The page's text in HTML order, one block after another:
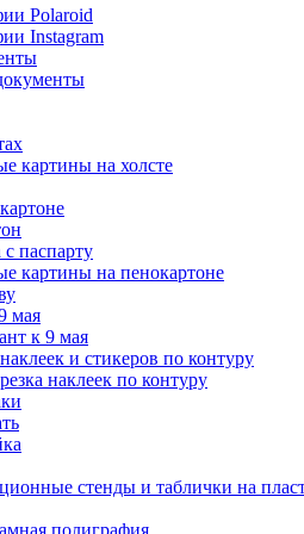
Polaroid
Instagram
картины на холсте
паспарту
картины на пенокартоне
мая
к 9 мая
и стикеров по контуру
наклеек по контуру
стенды и таблички на
полиграфия